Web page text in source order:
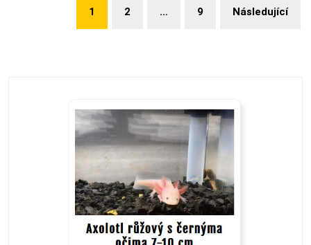
1 2 … 9 Následující